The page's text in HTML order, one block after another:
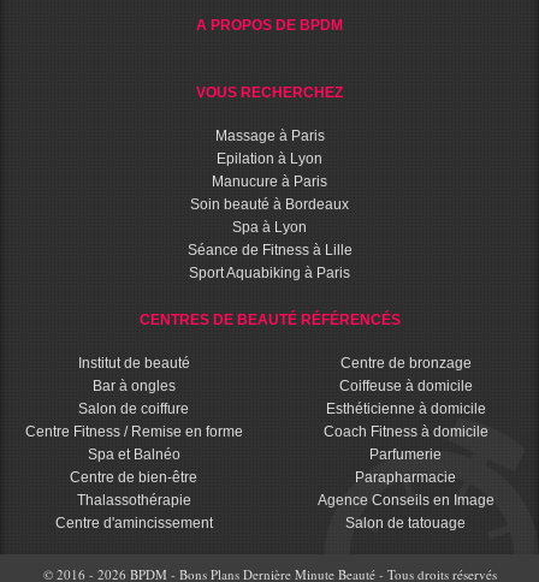
A PROPOS DE BPDM
VOUS RECHERCHEZ
Massage à Paris
Epilation à Lyon
Manucure à Paris
Soin beauté à Bordeaux
Spa à Lyon
Séance de Fitness à Lille
Sport Aquabiking à Paris
CENTRES DE BEAUTÉ RÉFÉRENCÉS
Institut de beauté
Bar à ongles
Salon de coiffure
Centre Fitness / Remise en forme
Spa et Balnéo
Centre de bien-être
Thalassothérapie
Centre d'amincissement
Centre de bronzage
Coiffeuse à domicile
Esthéticienne à domicile
Coach Fitness à domicile
Parfumerie
Parapharmacie
Agence Conseils en Image
Salon de tatouage
© 2016 - 2026 BPDM - Bons Plans Dernière Minute Beauté - Tous droits réservés